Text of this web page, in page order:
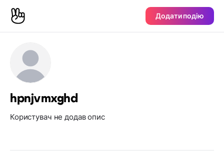
Додати подію
hpnjvmxghd
Користувач не додав опис